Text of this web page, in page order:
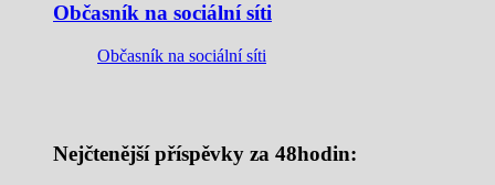
Občasník na sociální síti
Občasník na sociální síti
Nejčtenější příspěvky za 48hodin: